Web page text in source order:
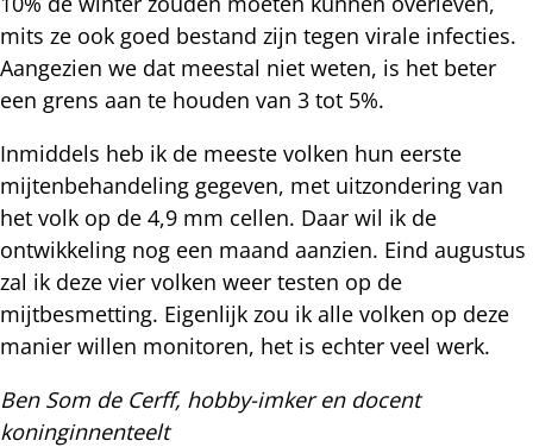
mits ze ook goed bestand zijn tegen virale infecties.
Aangezien we dat meestal niet weten, is het beter
een grens aan te houden van 3 tot 5%.
Inmiddels heb ik de meeste volken hun eerste
mijtenbehandeling gegeven, met uitzondering van
het volk op de 4,9 mm cellen. Daar wil ik de
ontwikkeling nog een maand aanzien. Eind augustus
zal ik deze vier volken weer testen op de
mijtbesmetting. Eigenlijk zou ik alle volken op deze
manier willen monitoren, het is echter veel werk.
Ben Som de Cerff, hobby-imker en docent
koninginnenteelt